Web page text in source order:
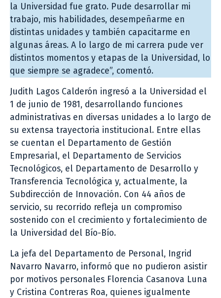
la Universidad fue grato. Pude desarrollar mi
trabajo, mis habilidades, desempeñarme en
distintas unidades y también capacitarme en
algunas áreas. A lo largo de mi carrera pude ver
distintos momentos y etapas de la Universidad, lo
que siempre se agradece”, comentó.
Judith Lagos Calderón ingresó a la Universidad el
1 de junio de 1981, desarrollando funciones
administrativas en diversas unidades a lo largo de
su extensa trayectoria institucional. Entre ellas
se cuentan el Departamento de Gestión
Empresarial, el Departamento de Servicios
Tecnológicos, el Departamento de Desarrollo y
Transferencia Tecnológica y, actualmente, la
Subdirección de Innovación. Con 44 años de
servicio, su recorrido refleja un compromiso
sostenido con el crecimiento y fortalecimiento de
la Universidad del Bío-Bío.
La jefa del Departamento de Personal, Ingrid
Navarro Navarro, informó que no pudieron asistir
por motivos personales Florencia Casanova Luna
y Cristina Contreras Roa, quienes igualmente